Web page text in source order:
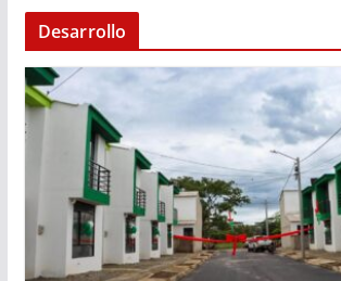
Desarrollo